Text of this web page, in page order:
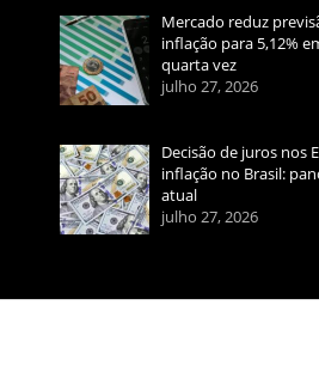
Mercado reduz
inflação para 5,12%
quarta vez
julho 27, 2026
Decisão de juros nos
inflação no Brasil:
atual
julho 27, 2026